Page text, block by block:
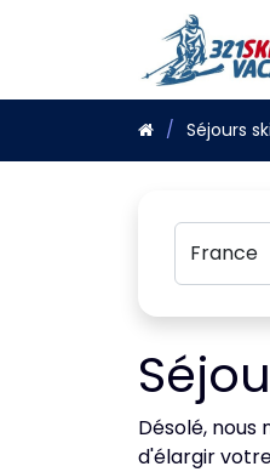
Séjours ski
Désolé,
d'élargir